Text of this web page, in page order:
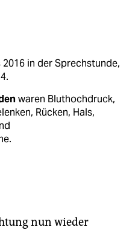
2016 in der Sprechstunde,
waren Bluthochdruck,
Rücken, Hals,
nun wieder